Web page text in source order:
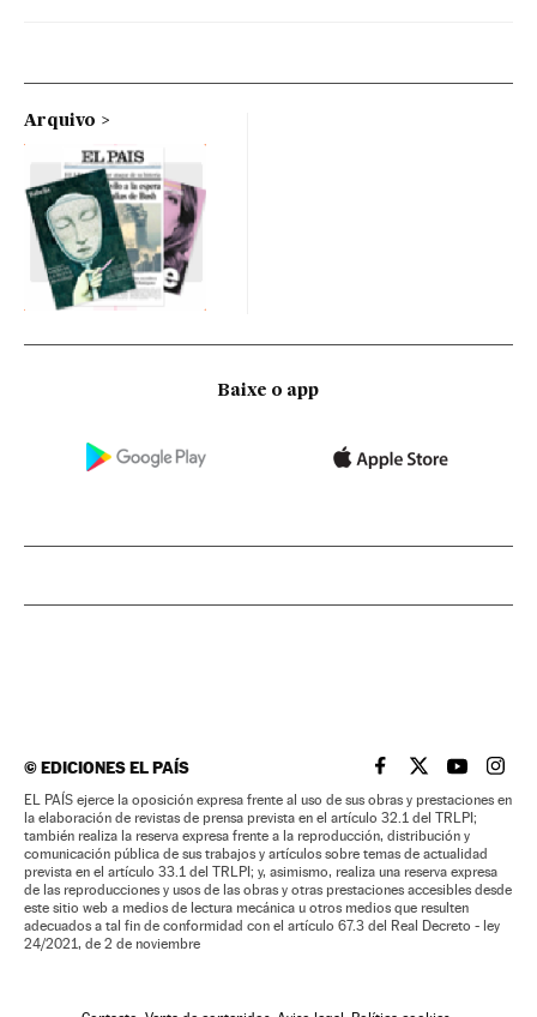
Arquivo
Baixe o app
©EDICIONES EL PAÍS EL PAÍS BRASIL EN
EL PAÍSEL PAÍS
EL
EL PAÍS ejerce la oposición expresa frente al uso de sus obras y prestaciones en
la elaboración de revistas de prensa prevista en el artículo 32.1 del TRLPI;
también realiza la reserva expresa frente a la reproducción, distribución y
comunicación pública de sus trabajos y artículos sobre temas de actualidad
prevista en el artículo 33.1 del TRLPI; y, asimismo, realiza una reserva expresa
de las reproducciones y usos de las obras y otras prestaciones accesibles desde
este sitio web a medios de lectura mecánica u otros medios que resulten
adecuados a tal fin de conformidad con el artículo 67.3 del Real Decreto - ley
24/2021, de 2 de noviembre